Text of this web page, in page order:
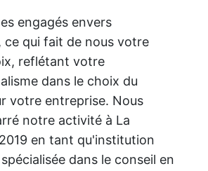
engagés envers
ce qui fait de nous votre
reflétant votre
dans le choix du
votre entreprise. Nous
notre activité à La
en tant qu'institution
dans le conseil en